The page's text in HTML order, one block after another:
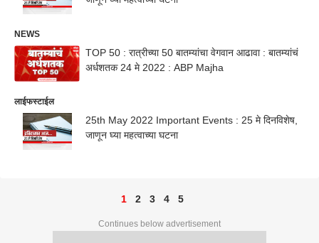
NEWS
TOP 50 : रात्रीच्या 50 बातम्यांचा वेगवान आढावा : बातम्यांचं
अर्धशतक 24 मे 2022 : ABP Majha
लाईफस्टाईल
25th May 2022 Important Events : 25 मे दिनविशेष,
जाणून घ्या महत्वाच्या घटना
1 2 3 4 5
Continues below advertisement